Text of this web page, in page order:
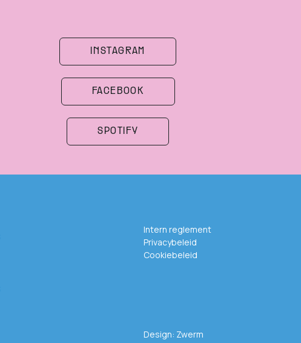
INSTAGRAM
FACEBOOK
SPOTIFY
Intern reglement
Privacybeleid
Cookiebeleid
Design: Zwerm